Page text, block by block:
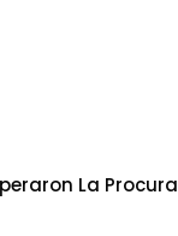
Y El SAIMT 7